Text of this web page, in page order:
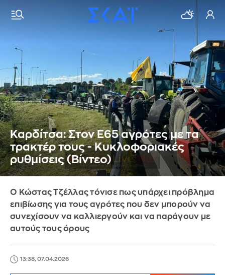
Καρδίτσα: Στον Ε65 αγρότες με τα
τρακτέρ τους - Κυκλοφοριακές
ρυθμίσεις (Βίντεο)
Ο Κώστας Τζέλλας τόνισε πως υπάρχει πρόβλημα
επιβίωσης για τους αγρότες που δεν μπορούν να
συνεχίσουν να καλλιεργούν και να παράγουν με
αυτούς τους όρους
13:38, 07.04.2026